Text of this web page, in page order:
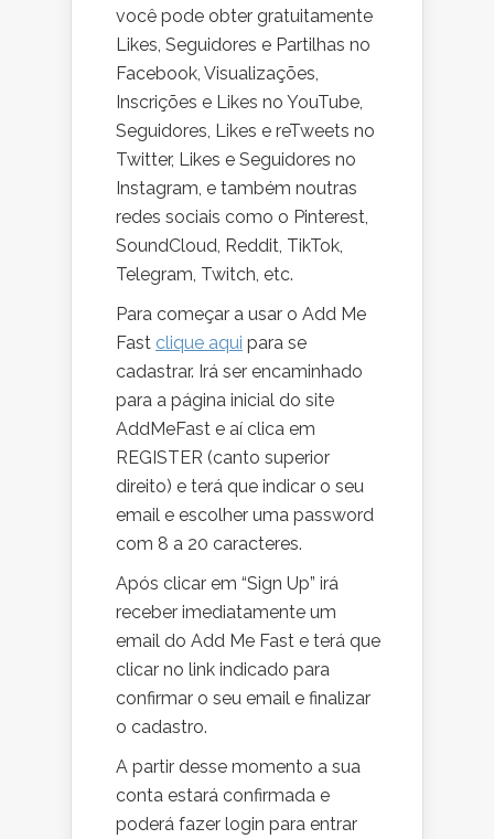
você pode obter gratuitamente
Likes, Seguidores e Partilhas no
Facebook, Visualizações,
Inscrições e Likes no YouTube,
Seguidores, Likes e reTweets no
Twitter, Likes e Seguidores no
Instagram, e também noutras
redes sociais como o Pinterest,
SoundCloud, Reddit, TikTok,
Telegram, Twitch, etc.
Para começar a usar o Add Me
Fast clique aqui para se
cadastrar. Irá ser encaminhado
para a página inicial do site
AddMeFast e aí clica em
REGISTER (canto superior
direito) e terá que indicar o seu
email e escolher uma password
com 8 a 20 caracteres.
Após clicar em “Sign Up” irá
receber imediatamente um
email do Add Me Fast e terá que
clicar no link indicado para
confirmar o seu email e finalizar
o cadastro.
A partir desse momento a sua
conta estará confirmada e
poderá fazer login para entrar